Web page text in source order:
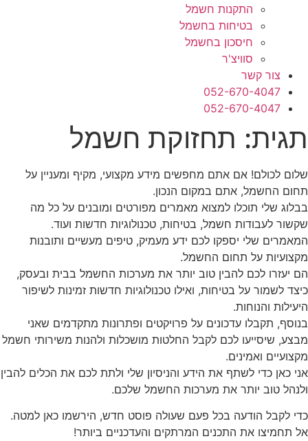
התקנות חשמל
בטיחות בחשמל
חיסכון בחשמל
סוויצ'ר
צור קשר
052-670-4047
052-670-4047
תגית: תחזוקת חשמל
שלום לכולם! אם אתם מחפשים מידע מקצועי, מקיף ומעניין על
תחום החשמל, אתם במקום הנכון.
בבלוג שלי תוכלו למצוא מאמרים מפורטים ומובנים על כל מה
שקשור לעבודות חשמל, בטיחות, טכנולוגיות חדשות ועוד.
המאמרים שלי יספקו לכם ידע מעמיק, טיפים מעשיים ותובנות
מקצועיות על תחום החשמל.
הם יעזרו לכם להבין טוב יותר את מערכות החשמל בבית ובעסק,
כיצד לשמור על בטיחות, ואילו טכנולוגיות חדשות זמינות לשיפור
היעילות והנוחות.
בנוסף, תקבלו עדכונים על פרויקטים ופתרונות מתקדמים שאני
מבצע, שיסייעו לכם לקבל החלטות מושכלות ולהנות משירותי חשמל
מקצועיים ואמינים.
אני כאן כדי לשתף את הידע והניסיון שלי ולתת לכם את הכלים להבין
ולנהל טוב יותר את מערכות החשמל שלכם.
כדי לקבל הודעה בכל פעם שעולה פוסט חדש, הירשמו כאן למטה.
אל תחמיצו את התכנים המרתקים והעדכניים ביותר!